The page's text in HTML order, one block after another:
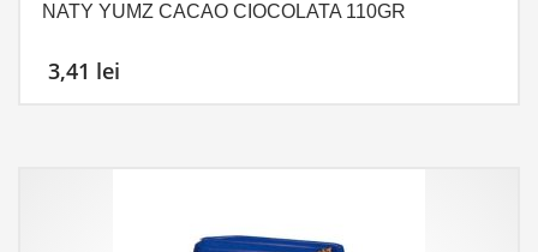
NATY YUMZ CACAO CIOCOLATA 110GR
3,41 lei